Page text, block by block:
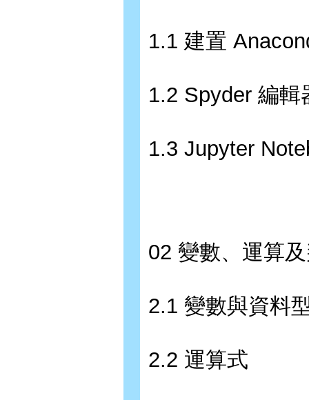
1.1 建置
1.2 Spyder 編輯
1.3 Jupyter
02 變數、運算
2.1 變數與資料
2.2 運算式